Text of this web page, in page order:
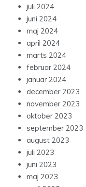
juli 2024
juni 2024
maj 2024
april 2024
marts 2024
februar 2024
januar 2024
december 2023
november 2023
oktober 2023
september 2023
august 2023
juli 2023
juni 2023
maj 2023